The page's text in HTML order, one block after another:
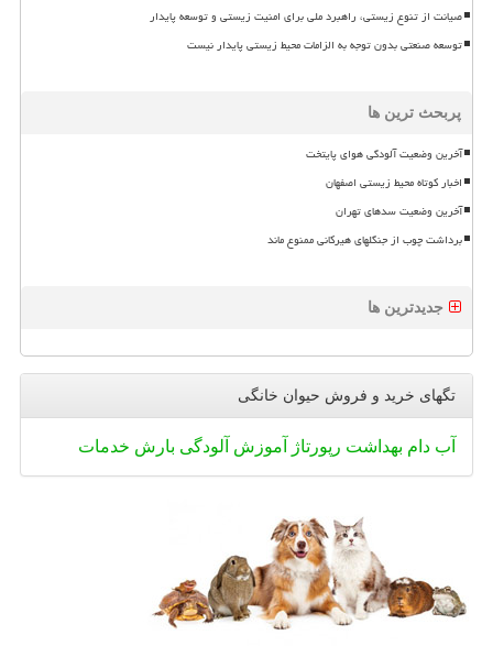
صیانت از تنوع زیستی، راهبرد ملی برای امنیت زیستی و توسعه پایدار
توسعه صنعتی بدون توجه به الزامات محیط زیستی پایدار نیست
پربحث ترین ها
آخرین وضعیت آلودگی هوای پایتخت
اخبار کوتاه محیط زیستی اصفهان
آخرین وضعیت سدهای تهران
برداشت چوب از جنگلهای هیرکانی ممنوع ماند
جدیدترین ها
تگهای خرید و فروش حیوان خانگی
آب دام بهداشت رپورتاژ آموزش آلودگی بارش خدمات